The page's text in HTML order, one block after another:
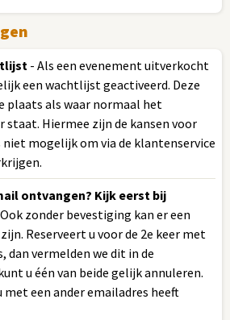
- Als een evenement uitverkocht
een wachtlijst geactiveerd. Deze
plaats als waar normaal het
Hiermee zijn de kansen voor
niet mogelijk om via de klantenservice
ontvangen? Kijk eerst bij
zonder bevestiging kan er een
Reserveert u voor de 2e keer met
dan vermelden we dit in de
u één van beide gelijk annuleren.
met een ander emailadres heeft